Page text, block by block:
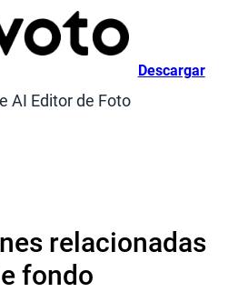
AI Editor de Foto
Descargar
relacionadas
fondo